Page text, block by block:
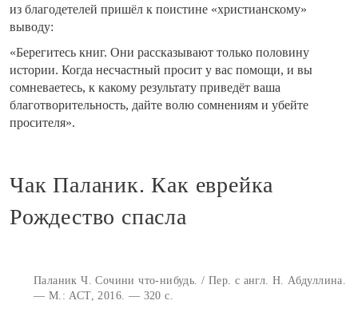
из благодетелей пришёл к поистине «христианскому»
выводу:
«Берегитесь книг. Они рассказывают только половину
истории. Когда несчастный просит у вас помощи, и вы
сомневаетесь, к какому результату приведёт ваша
благотворительность, дайте волю сомнениям и убейте
просителя».
Чак Паланик. Как еврейка
Рождество спасла
Паланик Ч. Сочини что-нибудь. / Пер. с англ. Н. Абдуллина.
— М.: АСТ, 2016. — 320 с.